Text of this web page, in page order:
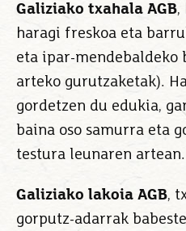
Galiziako txahala AGB,
haragi freskoa eta
eta ipar-mendebaldeko
arteko gurutzaketak).
gordetzen du edukia,
baina oso samurra eta
testura leunaren artean.
Galiziako lakoia AGB,
gorputz-adarrak